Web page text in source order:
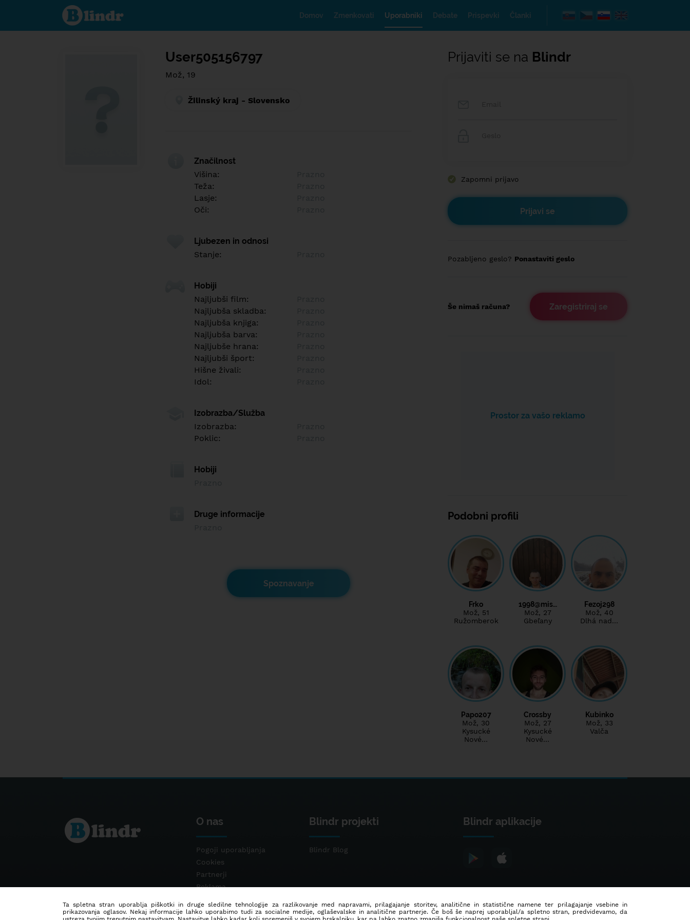
Find out
what's
under
Domov Zmenkovati Uporabniki Debate Prispevki Članki
User505156797
Mož, 19
Žilinský kraj - Slovensko
Značilnost
Višina:
Teža:
Lasje:
Oči:
Ljubezen in odnosi
Stanje:
Hobiji
Najljubši film:
Najljubša skladba:
Najljubša knjiga:
Najljubša barva:
Najljubše hrana:
Najljubši šport:
Hišne živali:
Idol:
Izobrazba/Služba
Izobrazba:
Poklic:
Hobiji
Druge informacije
Spoznavanje
Prijaviti se na Blindr
Zapomni prijavo
Pozabljeno geslo? Ponastaviti geslo
Še nimaš računa? Zaregistriraj se
Prostor za vašo reklamo
Podobni profili
Frko
Mož, 51
Ružomberok
1998@mis…
Mož, 27
Gbeľany
Fezoj298
Mož, 40
Dlhá nad…
Papo207
Mož, 30
Kysucké
Nové…
Crossby
Mož, 27
Kysucké
Nové…
Kubinko
Mož, 33
Valča
O nas
Pogoji uporabljanja
Cookies
Partnerji
Reklama
Blindr projekti
Blindr Blog
Blindr aplikacije
Ta spletna stran uporablja piškotki in druge sledilne tehnologije za razlikovanje med napravami, prilagajanje storitev, analitične in statistične namene ter prilagajanje vsebine in
prikazovanja oglasov. Nekaj informacije lahko uporabimo tudi za socialne medije, oglaševalske in analitične partnerje. Če boš še naprej uporabljal/a spletno stran, predvidevamo, da